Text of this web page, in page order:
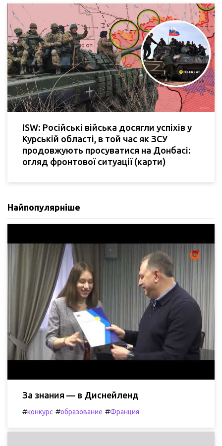
ISW: Російські війська досягли успіхів у
Курській області, в той час як ЗСУ
продовжують просуватися на Донбасі:
огляд фронтової ситуації (карти)
Найпопулярніше
За знания — в Диснейленд
#конкурс #образование #Франция